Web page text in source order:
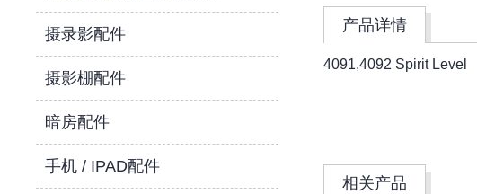
摄录影配件
摄影棚配件
暗房配件
手机 / IPAD配件
产品详情
4091,4092 Spirit Level
相关产品